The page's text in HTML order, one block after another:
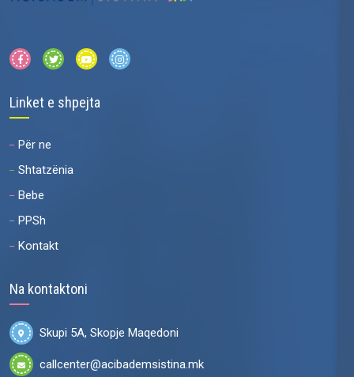
Linket e shpejta
Për ne
Shtatzënia
Bebe
PPSh
Kontakt
Na kontaktoni
Skupi 5A, Skopje Maqedoni
callcenter@acibademsistina.mk